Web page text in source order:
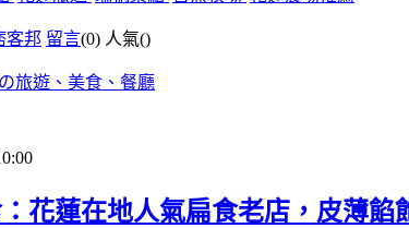
客邦 留言(0) 人氣()
旅遊、美食、餐廳
花蓮在地人氣扁食老店，皮薄餡